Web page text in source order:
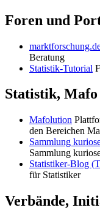
Foren und
Beratung
Statistik-Tutorial
Statistik,
Mafolution
den Bereichen
Sammlung
Sammlung
Statistiker-Blog
für Statistiker
Verbände,